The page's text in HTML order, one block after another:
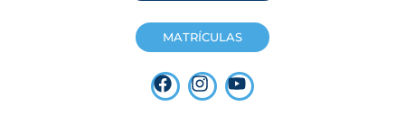
MATRÍCULAS